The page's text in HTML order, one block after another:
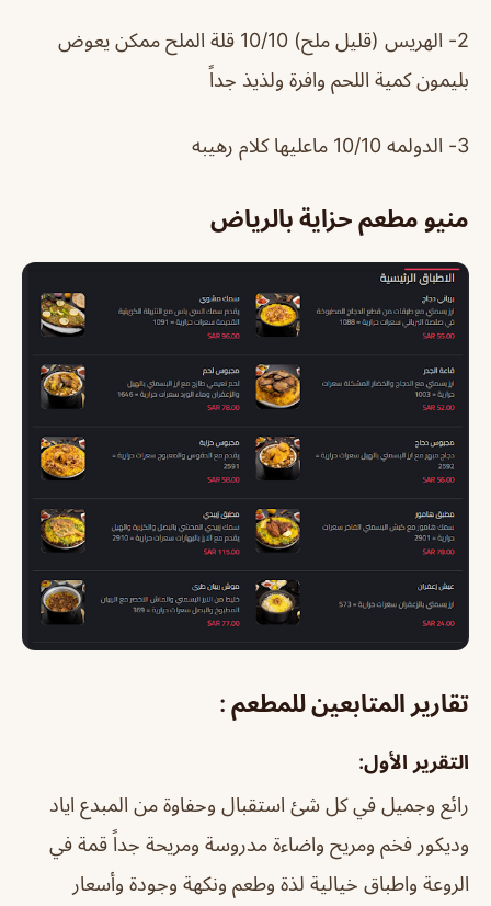
2- الهريس (قليل ملح) 10/10 قلة الملح ممكن يعوض
بليمون كمية اللحم وافرة ولذيذ جداً
3- الدولمه 10/10 ماعليها كلام رهيبه
منيو مطعم حزاية بالرياض
تقارير المتابعين للمطعم :
التقرير الأول:
رائع وجميل في كل شئ استقبال وحفاوة من المبدع اياد
وديكور فخم ومريح واضاءة مدروسة ومريحة جداً قمة في
الروعة واطباق خيالية لذة وطعم ونكهة وجودة وأسعار